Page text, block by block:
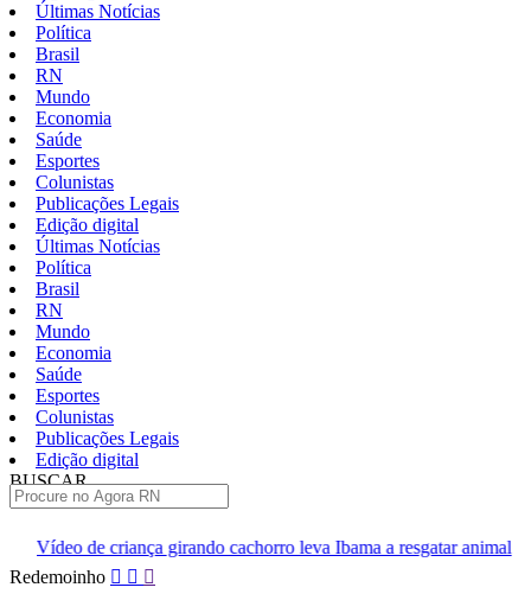
Últimas Notícias
Política
Brasil
RN
Mundo
Economia
Saúde
Esportes
Colunistas
Publicações Legais
Edição digital
Últimas Notícias
Política
Brasil
RN
Mundo
Economia
Saúde
Esportes
Colunistas
Publicações Legais
Edição digital
BUSCAR
girando cachorro leva Ibama a resgatar animal
[VÍDEO]
Pular
Redemoinho